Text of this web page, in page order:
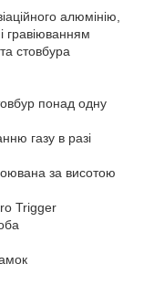
алюмінію,
гравіюванням
стовбура
понад одну
газу в разі
за висотою
Trigger